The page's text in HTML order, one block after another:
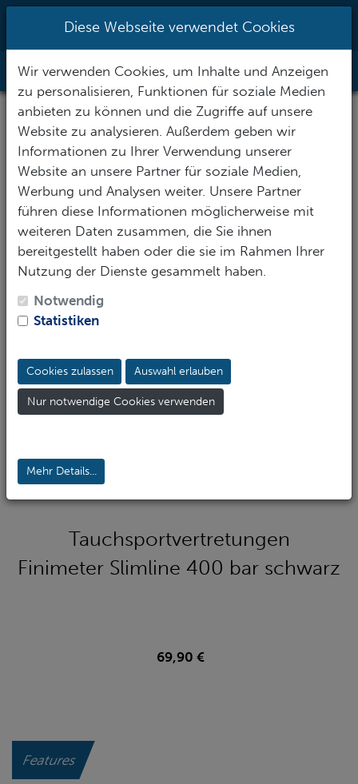
tauchsportzentrum.de
Toggle
52mm Metallgehäuse
Tauchsportvertretungen
Finimeter Slimline 400 bar schwarz
69,90 €
Features
Diese Webseite verwendet Cookies
Wir verwenden Cookies, um Inhalte und Anzeigen
zu personalisieren, Funktionen für soziale Medien
anbieten zu können und die Zugriffe auf unsere
Website zu analysieren. Außerdem geben wir
Informationen zu Ihrer Verwendung unserer
Website an unsere Partner für soziale Medien,
Werbung und Analysen weiter. Unsere Partner
führen diese Informationen möglicherweise mit
weiteren Daten zusammen, die Sie ihnen
bereitgestellt haben oder die sie im Rahmen Ihrer
Nutzung der Dienste gesammelt haben.
Notwendig
Statistiken
Cookies zulassen Auswahl erlauben
Nur notwendige Cookies verwenden
Mehr Details...